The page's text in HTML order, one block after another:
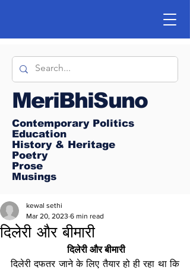
MeriBhiSuno
Contemporary Politics
Education
History & Heritage
Poetry
Prose
Musings
दिलेरी और बीमारी
kewal sethi
Mar 20, 2023 6 min read
दिलेरी और बीमारी
दिलेरी दफतर जाने के लिए तैयार हो ही रहा था कि